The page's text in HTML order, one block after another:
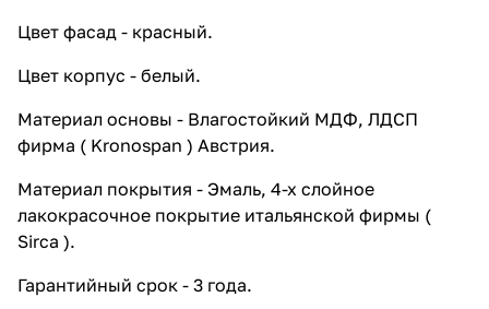
Цвет фасад - красный.
Цвет корпус - белый.
Материал основы - Влагостойкий МДФ, ЛДСП
фирма ( Kronospan ) Австрия.
Материал покрытия - Эмаль, 4-х слойное
лакокрасочное покрытие итальянской фирмы (
Sirca ).
Гарантийный срок - 3 года.